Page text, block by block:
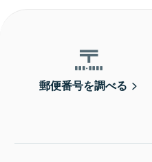
郵便番号を調べる